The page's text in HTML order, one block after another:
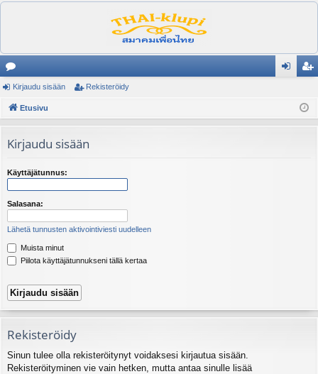
es
ku
el
ua
lu
ist
Kirjaudu sisään Rekisteröidy
Etusivu
Kirjaudu sisään
Käyttäjätunnus:
Salasana:
Lähetä tunnusten aktivointiviesti uudelleen
Muista minut
Piilota käyttäjätunnukseni tällä kertaa
Rekisteröidy
Sinun tulee olla rekisteröitynyt voidaksesi kirjautua sisään.
Rekisteröityminen vie vain hetken, mutta antaa sinulle lisää